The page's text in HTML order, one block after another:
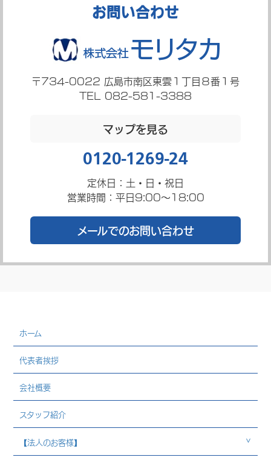
お問い合わせ
〒734-0022 広島市南区東雲１丁目８番１号
TEL 082-581-3388
マップを見る
0120-1269-24
定休日：土・日・祝日
営業時間：平日9:00～18:00
メールでのお問い合わせ
ホーム
代表者挨拶
会社概要
スタッフ紹介
【法人のお客様】